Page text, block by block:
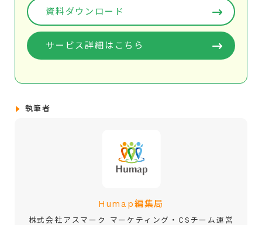
資料ダウンロード
サービス詳細はこちら
執筆者
Humap編集局
株式会社アスマーク マーケティング・CSチーム運営